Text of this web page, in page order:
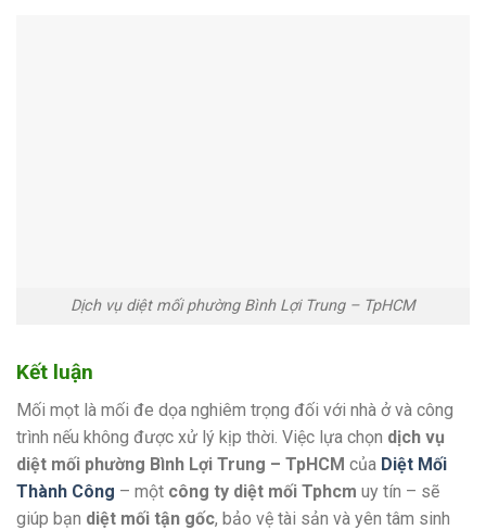
Dịch vụ diệt mối phường Bình Lợi Trung – TpHCM
Kết luận
Mối mọt là mối đe dọa nghiêm trọng đối với nhà ở và công
trình nếu không được xử lý kịp thời. Việc lựa chọn dịch vụ
diệt mối phường Bình Lợi Trung – TpHCM của Diệt Mối
Thành Công – một công ty diệt mối Tphcm uy tín – sẽ
giúp bạn diệt mối tận gốc, bảo vệ tài sản và yên tâm sinh